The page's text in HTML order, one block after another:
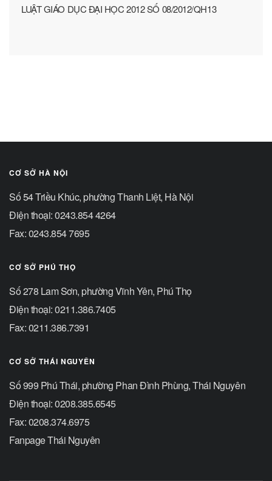
LUẬT GIÁO DỤC ĐẠI HỌC 2012 SỐ 08/2012/QH13
CƠ SỞ HÀ NỘI
Số 54 Triều Khúc, phường Thanh Liệt, Hà Nội
Điện thoại: 0243.854 4264
Fax: 0243.854 7695
CƠ SỞ PHÚ THỌ
Số 278 Lam Sơn, phường Vĩnh Yên, Phú Thọ
Điện thoại: 0211.386.7405
Fax: 0211.386.7391
CƠ SỞ THÁI NGUYÊN
Số 999 Phú Thái, phường Phan Đình Phùng, Thái Nguyên
Điện thoại: 0208.385.6545
Fax: 0208.374.6975
Fanpage Thái Nguyên